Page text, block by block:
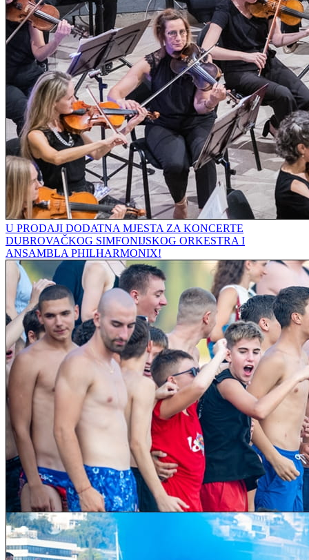
U PRODAJI DODATNA MJESTA ZA KONCERTE
DUBROVAČKOG SIMFONIJSKOG ORKESTRA I
ANSAMBLA PHILHARMONIX!